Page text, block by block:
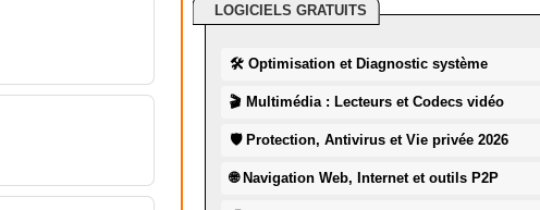
LOGICIELS GRATUITS
🛠 Optimisation et Diagnostic système
🎬 Multimédia : Lecteurs et Codecs vidéo
🛡 Protection, Antivirus et Vie privée 2026
🌐 Navigation Web, Internet et outils P2P